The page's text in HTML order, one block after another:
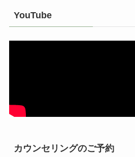
YouTube
カウンセリングのご予約